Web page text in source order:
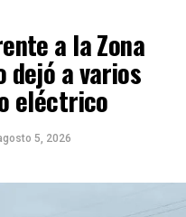
a la Zona
dejó a varios
eléctrico
5, 2026